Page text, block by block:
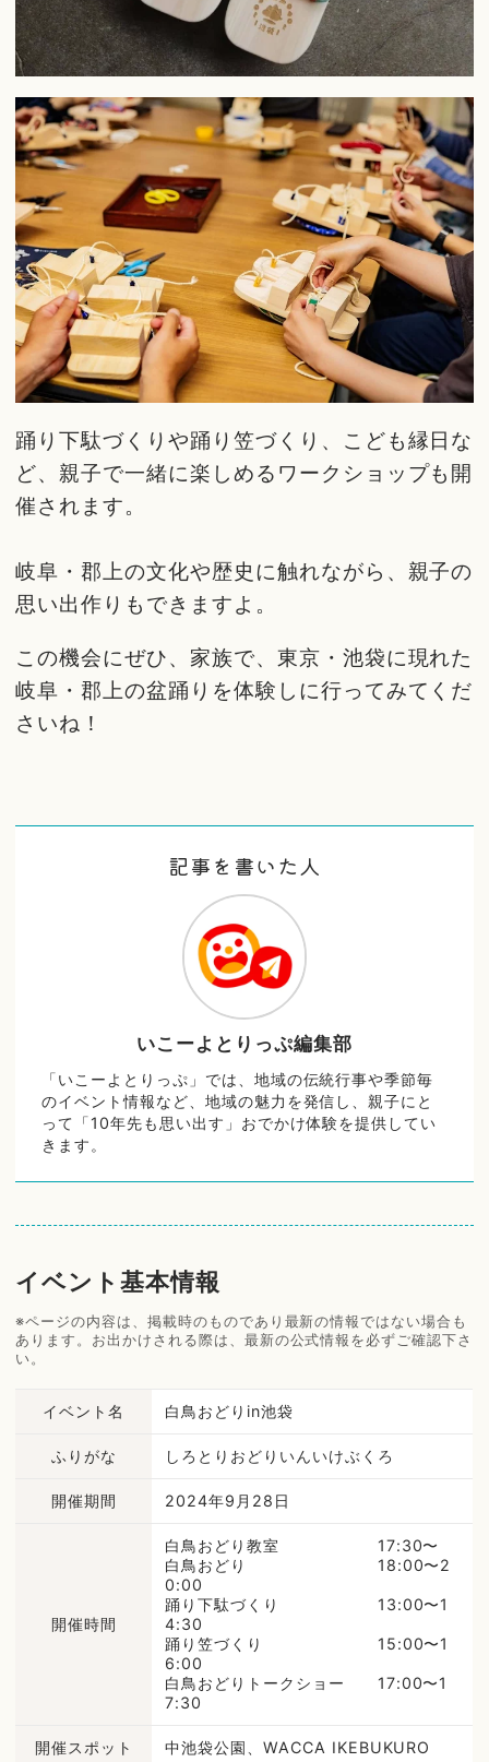
踊り下駄づくりや踊り笠づくり、こども縁日な
ど、親子で一緒に楽しめるワークショップも開
催されます。
岐阜・郡上の文化や歴史に触れながら、親子の
思い出作りもできますよ。
この機会にぜひ、家族で、東京・池袋に現れた
岐阜・郡上の盆踊りを体験しに行ってみてくだ
さいね！
記事を書いた人
いこーよとりっぷ編集部
「いこーよとりっぷ」では、地域の伝統行事や季節毎
のイベント情報など、地域の魅力を発信し、親子にと
って「10年先も思い出す」おでかけ体験を提供してい
きます。
イベント基本情報
※ページの内容は、掲載時のものであり最新の情報ではない場合も
あります。お出かけされる際は、最新の公式情報を必ずご確認下さ
い。
イベント名 白鳥おどりin池袋
ふりがな しろとりおどりいんいけぶくろ
開催期間 2024年9月28日
開催時間
白鳥おどり教室 17:30〜
白鳥おどり 18:00〜2
0:00
踊り下駄づくり 13:00〜1
4:30
踊り笠づくり 15:00〜1
6:00
白鳥おどりトークショー 17:00〜1
7:30
開催スポット 中池袋公園、WACCA IKEBUKURO